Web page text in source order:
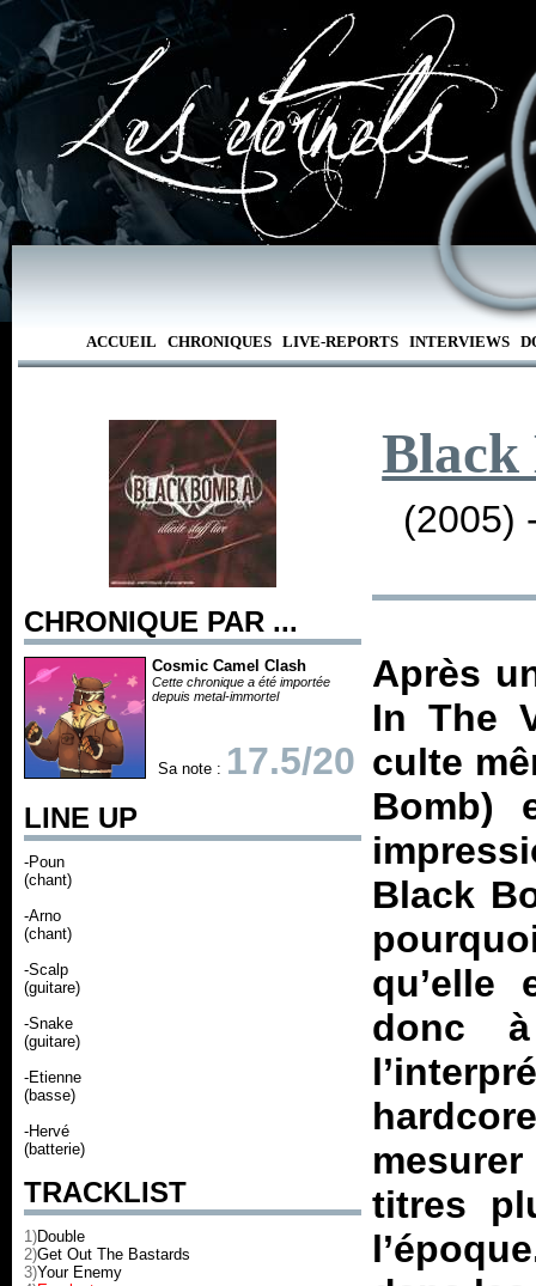
ACCUEIL CHRONIQUES LIVE-REPORTS INTERVIEWS
CHRONIQUE PAR ...
Cosmic Camel Clash
Cette chronique a été importée
depuis metal-immortel
Sa note : 17.5/20
LINE UP
-Poun
(chant)
-Arno
(chant)
-Scalp
(guitare)
-Snake
(guitare)
-Etienne
(basse)
-Hervé
(batterie)
TRACKLIST
1)Double
2)Get Out The Bastards
3)Your Enemy
Black
(2005)
Après
In The
culte
Bomb)
Black
qu’elle
donc à
titres